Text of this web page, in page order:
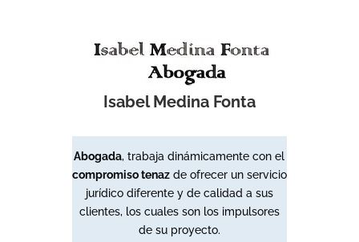
Isabel Medina Fonta
Abogada, trabaja dinámicamente con el
compromiso tenazde ofrecer un servicio
jurídico diferente y de calidad a sus
clientes, los cuales son los impulsores
de su proyecto.